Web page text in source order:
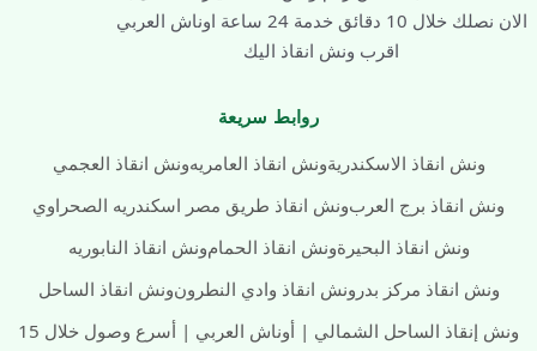
ساعة
الان نصلك خلال 10 دقائق خدمة 24 ساعة اوناش العربي
اقرب ونش انقاذ اليك
روابط سريعة
ونش انقاذ الاسكندريةونش انقاذ العامريهونش انقاذ العجمي
ونش انقاذ برج العربونش انقاذ طريق مصر اسكندريه الصحراوي
ونش انقاذ البحيرةونش انقاذ الحمامونش انقاذ النابوريه
ونش انقاذ مركز بدر ونش انقاذ وادي النطرونونش انقاذ الساحل
ونش إنقاذ الساحل الشمالي | أوناش العربي | أسرع وصول خلال 15